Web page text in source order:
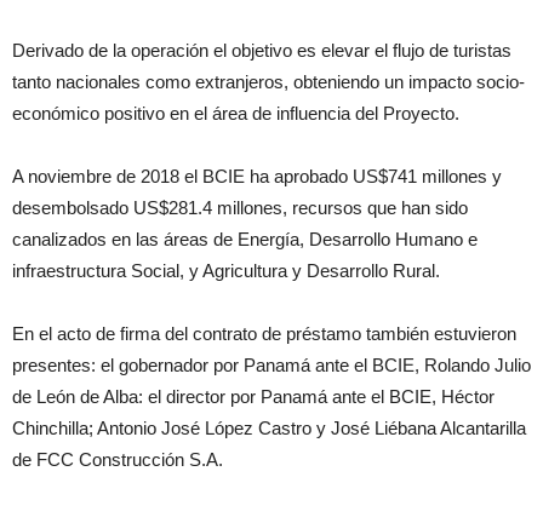
Derivado de la operación el objetivo es elevar el flujo de turistas
tanto nacionales como extranjeros, obteniendo un impacto socio-
económico positivo en el área de influencia del Proyecto.
A noviembre de 2018 el BCIE ha aprobado US$741 millones y
desembolsado US$281.4 millones, recursos que han sido
canalizados en las áreas de Energía, Desarrollo Humano e
infraestructura Social, y Agricultura y Desarrollo Rural.
En el acto de firma del contrato de préstamo también estuvieron
presentes: el gobernador por Panamá ante el BCIE, Rolando Julio
de León de Alba: el director por Panamá ante el BCIE, Héctor
Chinchilla; Antonio José López Castro y José Liébana Alcantarilla
de FCC Construcción S.A.